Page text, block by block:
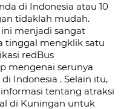
di Indonesia atau 10
tidaklah mudah.
menjadi sangat
tinggal mengklik satu
redBus
mengenai serunya
di Indonesia . Selain itu,
tentang atraksi
di Kuningan untuk